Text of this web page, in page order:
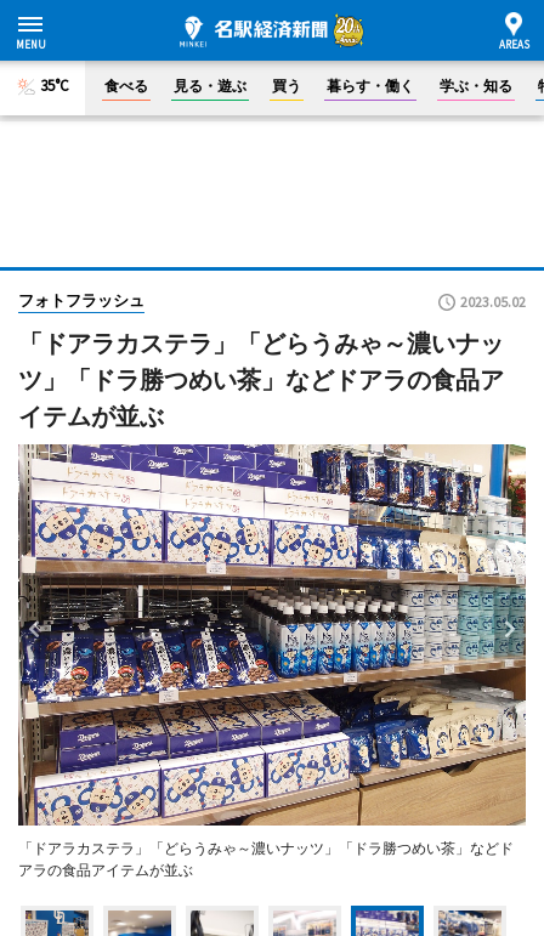
35°C 食べる 見る・遊ぶ 買う 暮らす・働く 学ぶ・知る
フォトフラッシュ 2023.05.02
「ドアラカステラ」「どらうみゃ～濃いナッ
ツ」「ドラ勝つめい茶」などドアラの食品ア
イテムが並ぶ
「ドアラカステラ」「どらうみゃ～濃いナッツ」「ドラ勝つめい茶」などド
アラの食品アイテムが並ぶ